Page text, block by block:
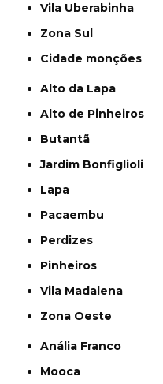
Vila Uberabinha
Zona Sul
cidade monções
Alto da Lapa
Alto de Pinheiros
Butantã
Jardim Bonfiglioli
Lapa
Pacaembu
Perdizes
Pinheiros
Vila Madalena
Zona Oeste
Anália Franco
Mooca